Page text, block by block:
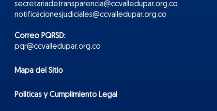
secretariadetransparencia@ccvalledupar.org.co
notificacionesjudiciales@ccvalledupar.org.co
Correo PQRSD:
pqr@ccvalledupar.org.co
Mapa del Sitio
Políticas y Cumplimiento Legal